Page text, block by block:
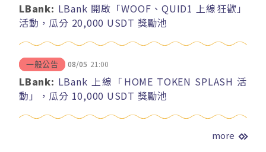
LBank: LBank 開啟「WOOF、QUID1 上線狂歡」
活動，瓜分 20,000 USDT 獎勵池
一般公告 08/05 21:00
LBank: LBank 上線「HOME TOKEN SPLASH 活
動」，瓜分 10,000 USDT 獎勵池
more